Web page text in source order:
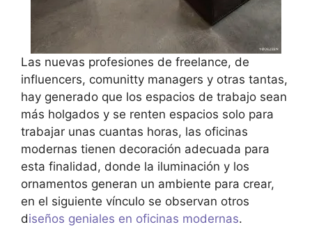
Las nuevas profesiones de freelance, de
influencers, comunitty managers y otras tantas,
hay generado que los espacios de trabajo sean
más holgados y se renten espacios solo para
trabajar unas cuantas horas, las oficinas
modernas tienen decoración adecuada para
esta finalidad, donde la iluminación y los
ornamentos generan un ambiente para crear,
en el siguiente vínculo se observan otros
diseños geniales en oficinas modernas.